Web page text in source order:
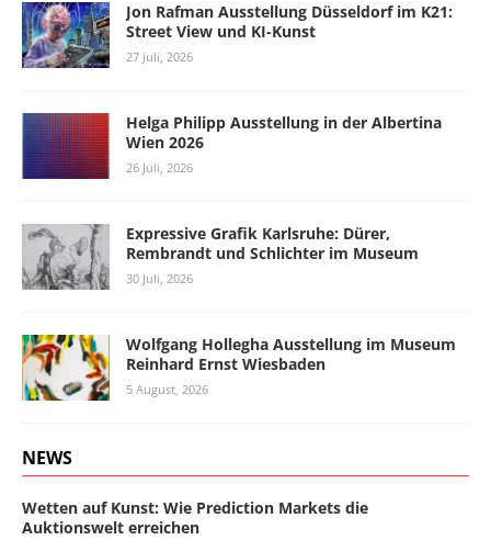
Jon Rafman Ausstellung Düsseldorf im K21:
Street View und KI-Kunst
27 Juli, 2026
Helga Philipp Ausstellung in der Albertina
Wien 2026
26 Juli, 2026
Expressive Grafik Karlsruhe: Dürer,
Rembrandt und Schlichter im Museum
30 Juli, 2026
Wolfgang Hollegha Ausstellung im Museum
Reinhard Ernst Wiesbaden
5 August, 2026
NEWS
Wetten auf Kunst: Wie Prediction Markets die
Auktionswelt erreichen